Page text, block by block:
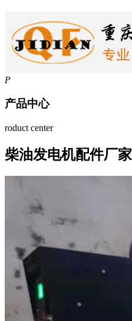
P
产品中心
roduct center
柴油发电机配件厂家